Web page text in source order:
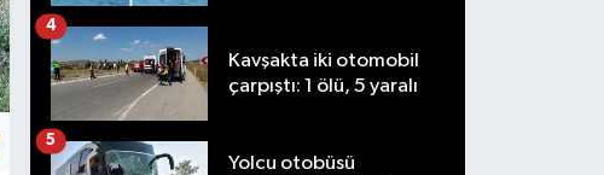
Kavşakta iki otomobil
çarpıştı: 1 ölü, 5 yaralı
4
Yolcu otobüsü
5